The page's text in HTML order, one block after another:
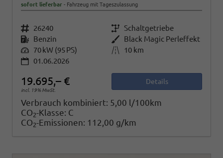
sofort lieferbar Fahrzeug mit Tageszulassung
Fahrzeugnr. 26240 Getriebe Schaltgetriebe
Kraftstoff Benzin Außenfarbe Black Magic Perleffekt
Leistung 70 kW (95 PS) Kilometerstand
10 km
01.06.2026
19.695,– €
incl. 19% MwSt.
Details
Verbrauch kombiniert: 5,00 l/100km
CO2-Klasse: C
CO2-Emissionen: 112,00 g/km